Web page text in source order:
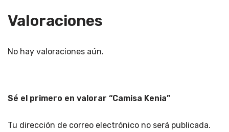
Valoraciones
No hay valoraciones aún.
Sé el primero en valorar “Camisa Kenia”
Tu dirección de correo electrónico no será publicada.